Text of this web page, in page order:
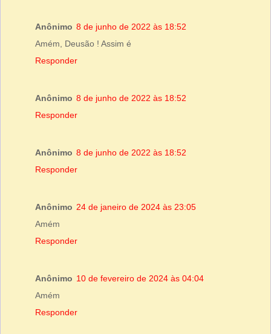
Anônimo 8 de junho de 2022 às 18:52
Amém, Deusão ! Assim é
Responder
Anônimo 8 de junho de 2022 às 18:52
Responder
Anônimo 8 de junho de 2022 às 18:52
Responder
Anônimo 24 de janeiro de 2024 às 23:05
Amém
Responder
Anônimo 10 de fevereiro de 2024 às 04:04
Amém
Responder